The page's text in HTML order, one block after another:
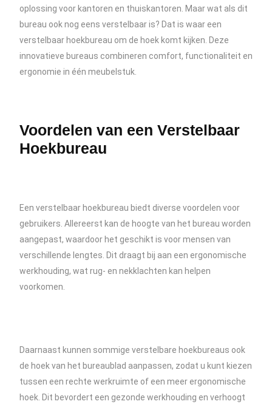
oplossing voor kantoren en thuiskantoren. Maar wat als dit
bureau ook nog eens verstelbaar is? Dat is waar een
verstelbaar hoekbureau om de hoek komt kijken. Deze
innovatieve bureaus combineren comfort, functionaliteit en
ergonomie in één meubelstuk.
Voordelen van een Verstelbaar
Hoekbureau
Een verstelbaar hoekbureau biedt diverse voordelen voor
gebruikers. Allereerst kan de hoogte van het bureau worden
aangepast, waardoor het geschikt is voor mensen van
verschillende lengtes. Dit draagt bij aan een ergonomische
werkhouding, wat rug- en nekklachten kan helpen
voorkomen.
Daarnaast kunnen sommige verstelbare hoekbureaus ook
de hoek van het bureaublad aanpassen, zodat u kunt kiezen
tussen een rechte werkruimte of een meer ergonomische
hoek. Dit bevordert een gezonde werkhouding en verhoogt